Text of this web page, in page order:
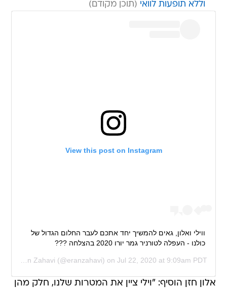
וללא תופעות לוואי
View this post on Instagram
ווילי ואלון, גאים להמשיך יחד אתכם לעבר החלום הגדול של
כולנו - העפלה לטורניר גמר יורו 2020 בהצלחה ???
Eran Zahavi (@eranzahavi) on Jul 22, 2020 at 9:09am PDT
אלון חזן הוסיף: "וילי ציין את המטרות שלנו, חלק מהן